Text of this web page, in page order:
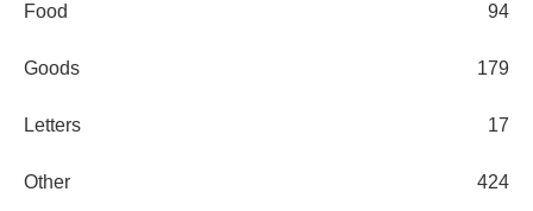
Food 94
Goods 179
Letters 17
Other 424